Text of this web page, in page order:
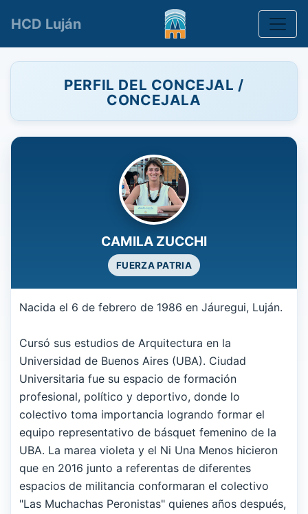
HCD Luján
PERFIL DEL CONCEJAL /
CONCEJALA
CAMILA ZUCCHI
FUERZA PATRIA
Nacida el 6 de febrero de 1986 en Jáuregui, Luján.
Cursó sus estudios de Arquitectura en la
Universidad de Buenos Aires (UBA). Ciudad
Universitaria fue su espacio de formación
profesional, político y deportivo, donde lo
colectivo toma importancia logrando formar el
equipo representativo de básquet femenino de la
UBA. La marea violeta y el Ni Una Menos hicieron
que en 2016 junto a referentas de diferentes
espacios de militancia conformaran el colectivo
"Las Muchachas Peronistas" quienes años después,